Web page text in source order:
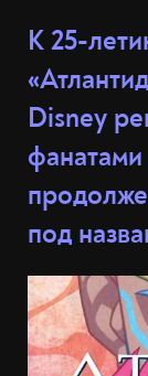
К 25-
Disney
фанатами
под